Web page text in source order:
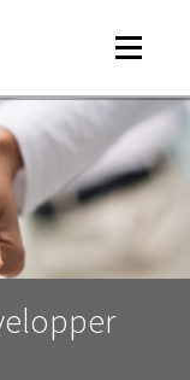
Toggle